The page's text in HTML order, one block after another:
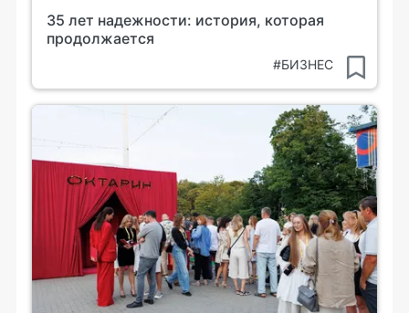
35 лет надежности: история, которая
продолжается
#БИЗНЕС